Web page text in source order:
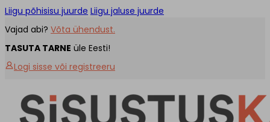
Liigu põhisisu juurde Liigu jaluse juurde
Vajad abi? Võta ühendust.
TASUTA TARNE üle Eesti!
Logi sisse või registreeru